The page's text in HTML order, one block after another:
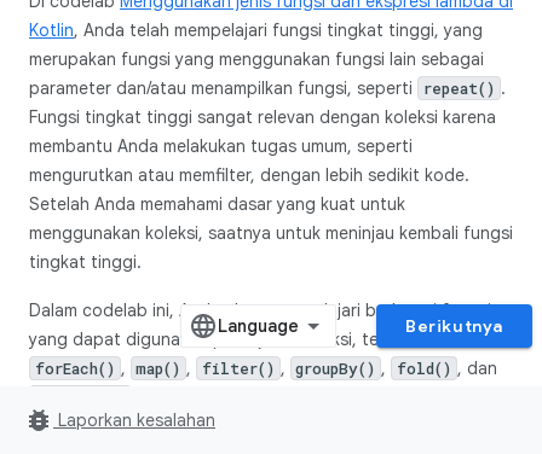
Kotlin, Anda telah mempelajari fungsi tingkat tinggi, yang
merupakan fungsi yang menggunakan fungsi lain sebagai
parameter dan/atau menampilkan fungsi, seperti
repeat() .
Fungsi tingkat tinggi sangat relevan dengan koleksi karena
membantu Anda melakukan tugas umum, seperti
mengurutkan atau memfilter, dengan lebih sedikit kode.
Setelah Anda memahami dasar yang kuat untuk
menggunakan koleksi, saatnya untuk meninjau kembali fungsi
tingkat tinggi.
Dalam codelab ini, Anda akan mempelajari berbagai fungsi
yang dapat digunakan pada jenis koleksi, termasuk
forEach() , map() , filter() , groupBy() , fold() , dan
latihan tambahan menggunakan ekspresi lambda.
Berikutnya
bug_report Laporkan kesalahan